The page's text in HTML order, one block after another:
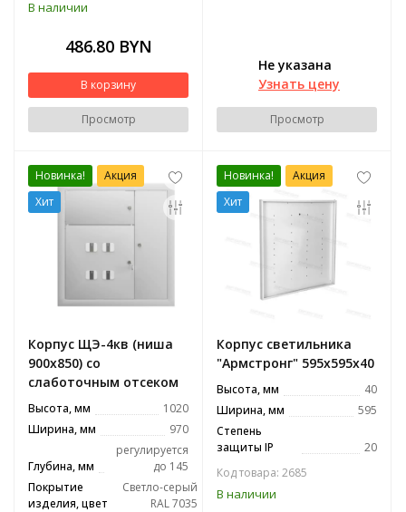
В наличии
486.80 BYN
В корзину
Просмотр
Не указана
Узнать цену
Просмотр
Новинка!
Акция
Хит
Корпус ЩЭ-4кв (ниша
900х850) со
слаботочным отсеком
Высота, мм
1020
Ширина, мм
970
Глубина, мм
регулируется
до 145
Покрытие
изделия, цвет
Светло-серый
RAL 7035
Новинка!
Акция
Хит
Корпус светильника
"Армстронг" 595х595х40
Высота, мм
40
Ширина, мм
595
Степень
защиты IP
20
Код товара: 2685
В наличии